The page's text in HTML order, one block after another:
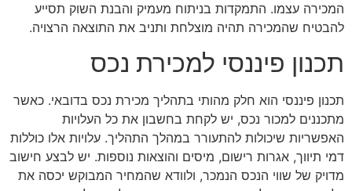
המכירה עצמו. התמקדות בניתוח מעמיק והבנת השוק תסייע
להבטיח שהמכירה תהיה מוצלחת ותניב את התוצאה הרצויה.
תכנון פיננסי למכירת נכס
תכנון פיננסי הוא חלק מהותי בתהליך מכירת נכס בדובאי. כאשר
מתכננים למכור נכס, יש לקחת בחשבון את כל העלויות
האפשריות שיכולות להתעורר במהלך התהליך. עלויות אלו כוללות
דמי תיווך, אגרות רישום, מיסים והוצאות נוספות. יש לבצע חישוב
מדויק של שווי הנכס הנמכר, ולוודא שהמחיר המבוקש יכסה את